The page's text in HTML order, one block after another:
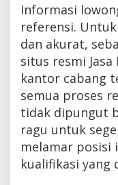
Informasi
referensi.
dan akurat,
situs resmi
kantor cabang
semua proses
tidak dipungut
ragu untuk
melamar posisi
kualifikasi yang